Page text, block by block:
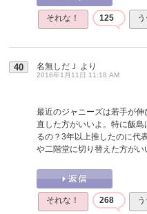
それな！ 125
40 名無しだＪ より
2016年1月11日 11:18 AM
最近のジャニーズは若手が伸
直した方がいいよ。特に飯
るの？3年以上推したのに代
や二階堂に切り替えた方がい
それな！ 268